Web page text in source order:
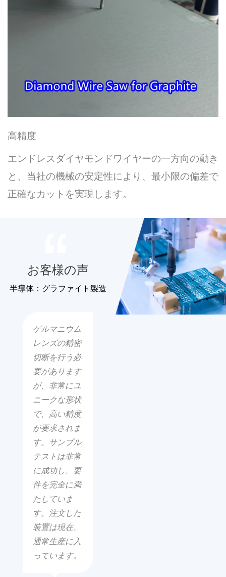
高精度
エンドレスダイヤモンドワイヤーの一方向の動き
と、当社の機械の安定性により、最小限の偏差で
正確なカットを実現します。
お客様の声
半導体：グラファイト製造
ゲルマニウム
レンズの精密
切断を行う必
要があります
が、非常にユ
ニークな形状
で、高い精度
が要求されま
す。サンプル
テストは非常
に成功し、要
件を完全に満
たしていま
す。注文した
装置は現在、
通常生産に入
っています。